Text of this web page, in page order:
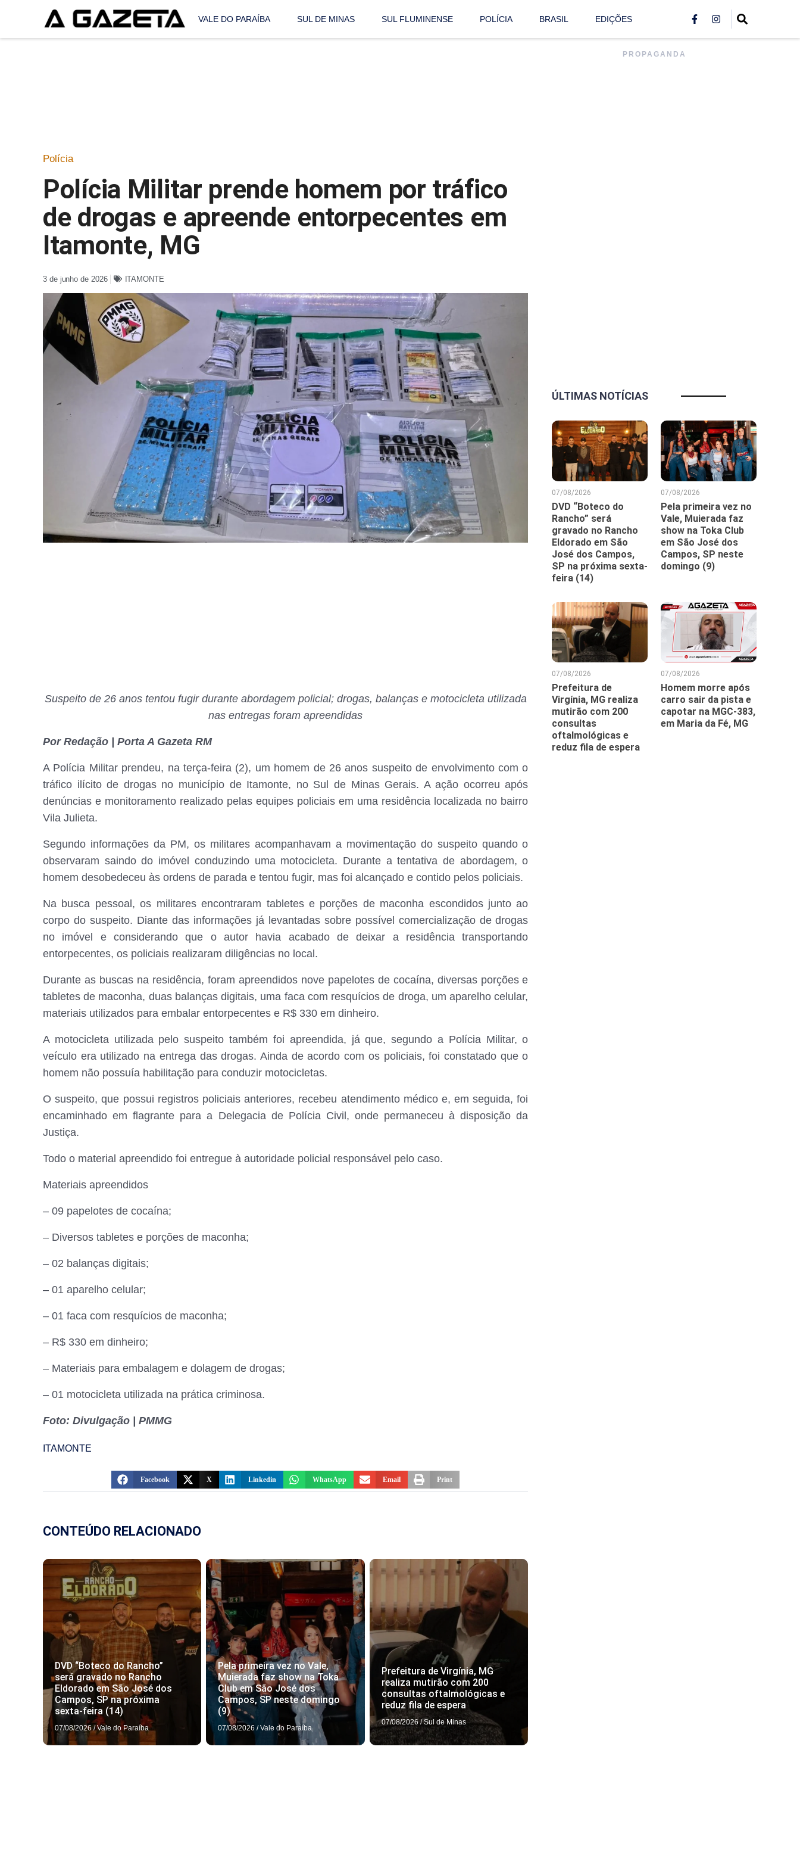
VALE DO PARAÍBA SUL DE MINAS SUL FLUMINENSE POLÍCIA BRASIL EDIÇÕES
Polícia
Polícia Militar prende homem por tráfico
de drogas e apreende entorpecentes em
Itamonte, MG
3 de junho de 2026 ITAMONTE
Suspeito de 26 anos tentou fugir durante abordagem policial; drogas, balanças e motocicleta utilizada
nas entregas foram apreendidas
Por Redação | Porta A Gazeta RM
A Polícia Militar prendeu, na terça-feira (2), um homem de 26 anos suspeito de envolvimento com o
tráfico ilícito de drogas no município de Itamonte, no Sul de Minas Gerais. A ação ocorreu após
denúncias e monitoramento realizado pelas equipes policiais em uma residência localizada no bairro
Vila Julieta.
Segundo informações da PM, os militares acompanhavam a movimentação do suspeito quando o
observaram saindo do imóvel conduzindo uma motocicleta. Durante a tentativa de abordagem, o
homem desobedeceu às ordens de parada e tentou fugir, mas foi alcançado e contido pelos policiais.
Na busca pessoal, os militares encontraram tabletes e porções de maconha escondidos junto ao
corpo do suspeito. Diante das informações já levantadas sobre possível comercialização de drogas
no imóvel e considerando que o autor havia acabado de deixar a residência transportando
entorpecentes, os policiais realizaram diligências no local.
Durante as buscas na residência, foram apreendidos nove papelotes de cocaína, diversas porções e
tabletes de maconha, duas balanças digitais, uma faca com resquícios de droga, um aparelho celular,
materiais utilizados para embalar entorpecentes e R$ 330 em dinheiro.
A motocicleta utilizada pelo suspeito também foi apreendida, já que, segundo a Polícia Militar, o
veículo era utilizado na entrega das drogas. Ainda de acordo com os policiais, foi constatado que o
homem não possuía habilitação para conduzir motocicletas.
O suspeito, que possui registros policiais anteriores, recebeu atendimento médico e, em seguida, foi
encaminhado em flagrante para a Delegacia de Polícia Civil, onde permaneceu à disposição da
Justiça.
Todo o material apreendido foi entregue à autoridade policial responsável pelo caso.
Materiais apreendidos
– 09 papelotes de cocaína;
– Diversos tabletes e porções de maconha;
– 02 balanças digitais;
– 01 aparelho celular;
– 01 faca com resquícios de maconha;
– R$ 330 em dinheiro;
– Materiais para embalagem e dolagem de drogas;
– 01 motocicleta utilizada na prática criminosa.
Foto: Divulgação | PMMG
ITAMONTE
Facebook X Linkedin WhatsApp Email Print
CONTEÚDO RELACIONADO
DVD “Boteco do Rancho”
será gravado no Rancho
Eldorado em São José dos
Campos, SP na próxima
sexta-feira (14)
07/08/2026 / Vale do Paraíba
Pela primeira vez no Vale,
Muierada faz show na Toka
Club em São José dos
Campos, SP neste domingo
(9)
07/08/2026 / Vale do Paraíba
Prefeitura de Virgínia, MG
realiza mutirão com 200
consultas oftalmológicas e
reduz fila de espera
07/08/2026 / Sul de Minas
PROPAGANDA
ÚLTIMAS NOTÍCIAS
07/08/2026
DVD “Boteco do
Rancho” será
gravado no Rancho
Eldorado em São
José dos Campos,
SP na próxima sexta-
feira (14)
07/08/2026
Pela primeira vez no
Vale, Muierada faz
show na Toka Club
em São José dos
Campos, SP neste
domingo (9)
07/08/2026
Prefeitura de
Virgínia, MG realiza
mutirão com 200
consultas
oftalmológicas e
reduz fila de espera
07/08/2026
Homem morre após
carro sair da pista e
capotar na MGC-383,
em Maria da Fé, MG